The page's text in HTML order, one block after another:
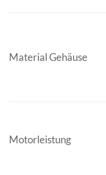
Material Gehäuse
Motorleistung